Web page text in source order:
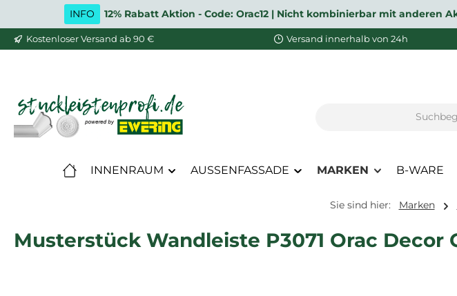
Hauptinhalt springen
Zur Suche springen
Zur Hauptnavigation springen
INFO 12% Rabatt Aktion - Code: Orac12 | Nicht kombinierbar mit
Kostenloser Versand ab 90 € Versand innerhalb von 24h
INNENRAUM AUSSENFASSADE MARKEN B-WARE
Sie sind hier: Marken
Musterstück Wandleiste P3071 Orac Decor